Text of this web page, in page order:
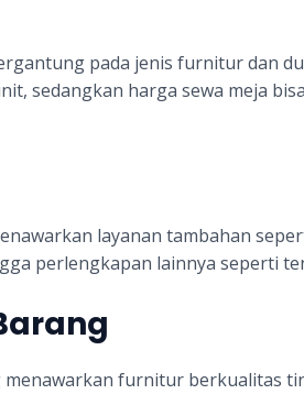
pada jenis furnitur dan
sedangkan harga sewa meja
layanan tambahan
perlengkapan lainnya seperti
furnitur berkualitas